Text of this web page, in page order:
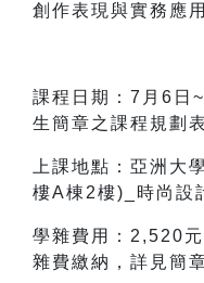
創作表現與實務應
課程日期：7月6日
生簡章之課程規劃表
上課地點：亞洲大
樓A棟2樓)_ 時尚設
學雜費用：2,520
雜費繳納，詳見簡